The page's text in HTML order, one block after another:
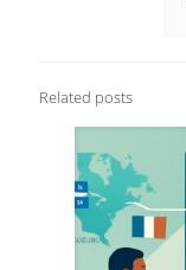
Related posts